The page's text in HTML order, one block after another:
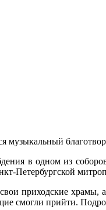
музыкальный
в одном из
Петербургской
приходские
смогли прийти.